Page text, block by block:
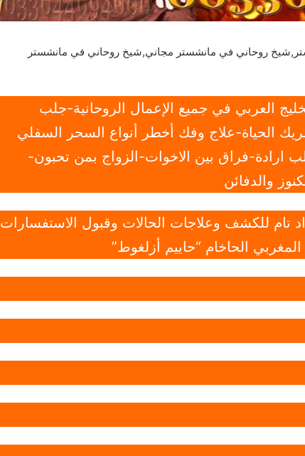
روحاني في مانشستر مجاني,شيخ روحاني في مانشستر
العربي في جميع الإعمال الروحانية-جلب
الحياة-علاج وفك أخطر أنواع السحر السفلي
فراق بين الاخوات-الزواج بمن تحبون-
والدفائن
تام للكشف وعلاجات الحالات وقبول الاستفسارات
الحاخام “حاييم أزلغوط”